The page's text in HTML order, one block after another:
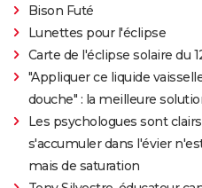
Bison Futé
Lunettes pour l'éclipse
Carte de l'éclipse solaire du
"Appliquer ce liquide
douche" : la meilleure
Les psychologues sont
s'accumuler dans l'évier
mais de saturation